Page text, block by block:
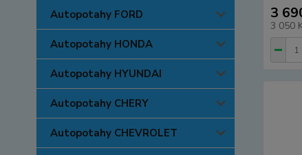
Autopotahy FORD
Autopotahy HONDA
Autopotahy HYUNDAI
Autopotahy CHERY
Autopotahy CHEVROLET
3
3 050